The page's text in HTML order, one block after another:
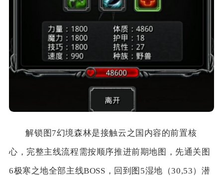
解锁图7幻境森林是接触云之国内容的前置核
心，完整主线流程需按顺序推进前期地图，先通关图
6极寒之地全部主线BOSS，回到图5湿地（30,53）潜